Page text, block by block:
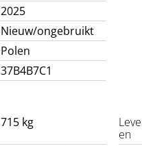
2025
Nieuw/ongebruikt
Polen
37B4B7C1
715 kg
en